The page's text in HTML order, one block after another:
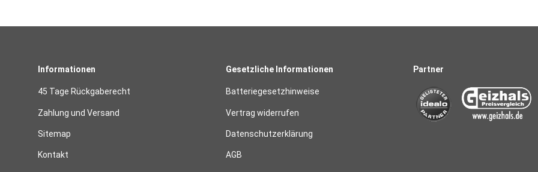
Informationen
45 Tage Rückgaberecht
Zahlung und Versand
Sitemap
Kontakt
Gesetzliche Informationen
Batteriegesetzhinweise
Vertrag widerrufen
Datenschutzerklärung
AGB
Partner